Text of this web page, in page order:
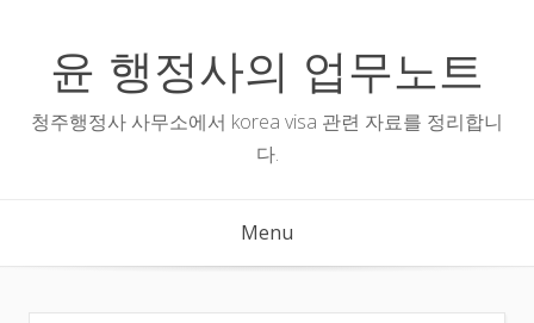
content윤 행정사의 업무노트
청주행정사 사무소에서 korea visa 관련 자료를 정리합니
다.
Menu